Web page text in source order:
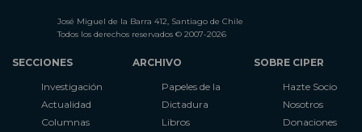
José Miguel de la Barra 412, Santiago de Chile
Todos los derechos reservados © 2007-2026
SECCIONES
Investigación
Actualidad
Columnas
ARCHIVO
Papeles de la
Dictadura
Libros
SOBRE CIPER
Hazte Socio
Nosotros
Donaciones